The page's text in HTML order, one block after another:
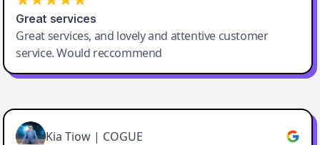
Great services
Great services, and lovely and attentive customer
service. Would reccommend
Cody Crabb
Great service, Best AI tool
Kia Tiow | COGUE